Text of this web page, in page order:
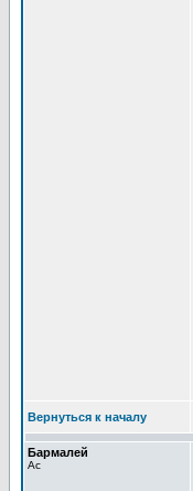
Вернуться к началу
Бармалей
Ас